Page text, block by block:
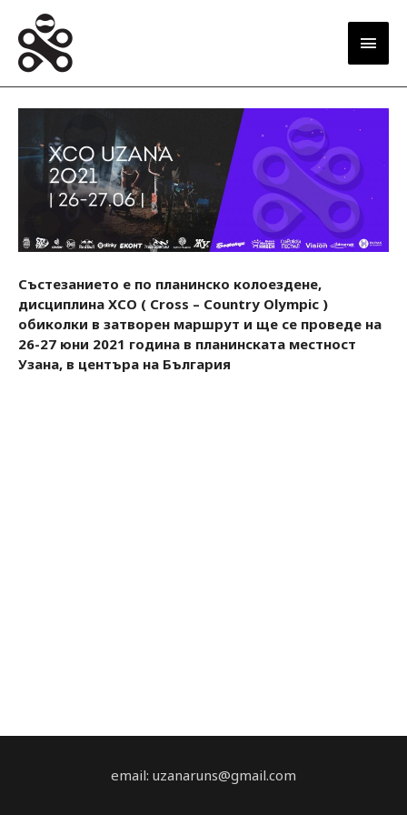
Main
Състезанието е по планинско колоездене,
дисциплина XCO ( Cross – Country Olympic )
обиколки в затворен маршрут и ще се проведе на
26-27 юни 2021 година в планинската местност
Узана, в центъра на България
email: uzanaruns@gmail.com